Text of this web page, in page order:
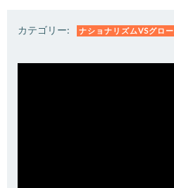
カテゴリー: ナショナリズムVSグロ